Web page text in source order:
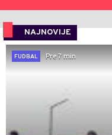
NAJNOVIJE
FUDBAL
Pre 7 min